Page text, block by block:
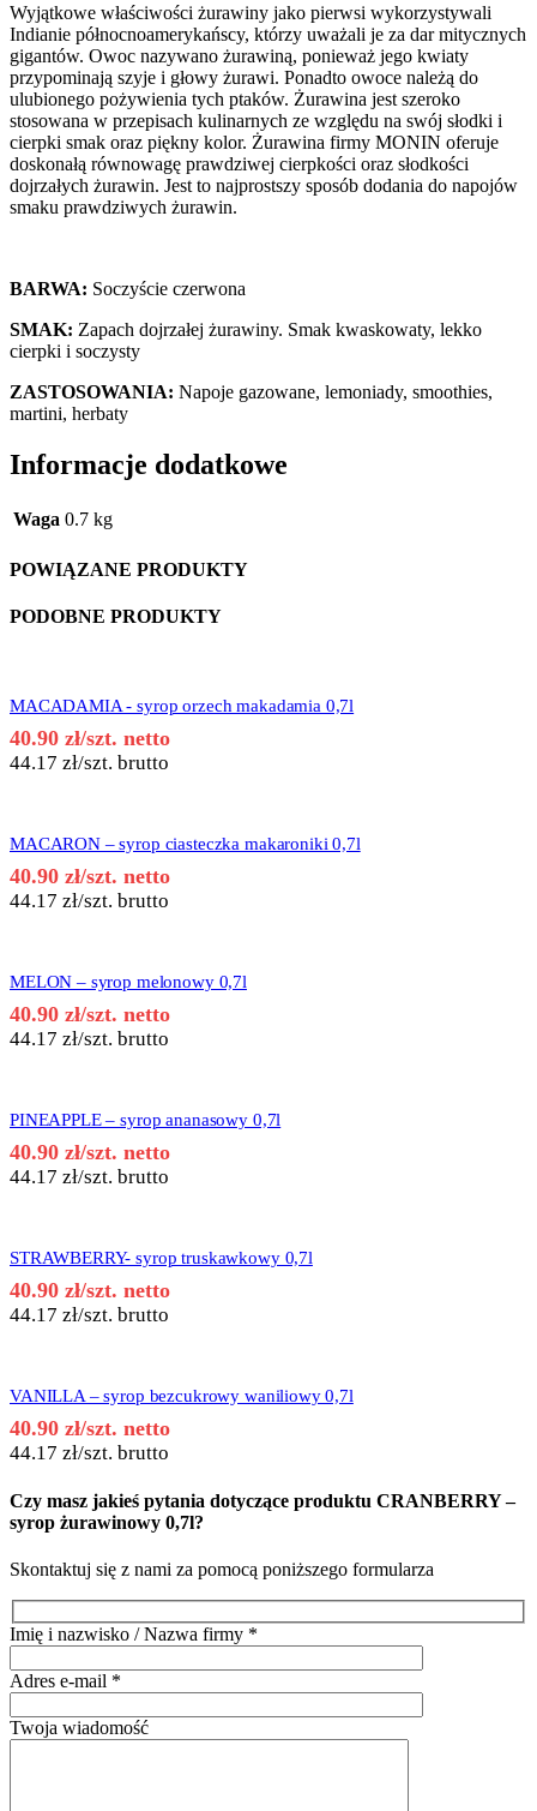
Wyjątkowe właściwości żurawiny jako pierwsi wykorzystywali
Indianie północnoamerykańscy, którzy uważali je za dar mitycznych
gigantów. Owoc nazywano żurawiną, ponieważ jego kwiaty
przypominają szyje i głowy żurawi. Ponadto owoce należą do
ulubionego pożywienia tych ptaków. Żurawina jest szeroko
stosowana w przepisach kulinarnych ze względu na swój słodki i
cierpki smak oraz piękny kolor. Żurawina firmy MONIN oferuje
doskonałą równowagę prawdziwej cierpkości oraz słodkości
dojrzałych żurawin. Jest to najprostszy sposób dodania do napojów
smaku prawdziwych żurawin.
BARWA: Soczyście czerwona
SMAK: Zapach dojrzałej żurawiny. Smak kwaskowaty, lekko
cierpki i soczysty
ZASTOSOWANIA: Napoje gazowane, lemoniady, smoothies,
martini, herbaty
Informacje dodatkowe
Waga 0.7 kg
POWIĄZANE PRODUKTY
PODOBNE PRODUKTY
MACADAMIA - syrop orzech makadamia 0,7l
40.90 zł/szt. netto
44.17 zł/szt. brutto
MACARON – syrop ciasteczka makaroniki 0,7l
40.90 zł/szt. netto
44.17 zł/szt. brutto
MELON – syrop melonowy 0,7l
40.90 zł/szt. netto
44.17 zł/szt. brutto
PINEAPPLE – syrop ananasowy 0,7l
40.90 zł/szt. netto
44.17 zł/szt. brutto
STRAWBERRY- syrop truskawkowy 0,7l
40.90 zł/szt. netto
44.17 zł/szt. brutto
VANILLA – syrop bezcukrowy waniliowy 0,7l
40.90 zł/szt. netto
44.17 zł/szt. brutto
Czy masz jakieś pytania dotyczące produktu CRANBERRY –
syrop żurawinowy 0,7l?
Skontaktuj się z nami za pomocą poniższego formularza
Imię i nazwisko / Nazwa firmy *
Adres e-mail *
Twoja wiadomość